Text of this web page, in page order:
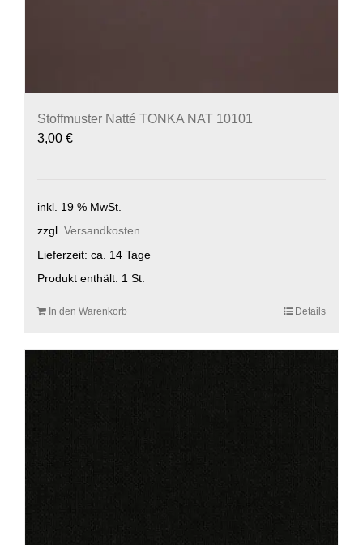
Stoffmuster Natté TONKA NAT 10101
3,00 €
inkl. 19 % MwSt.
zzgl. Versandkosten
Lieferzeit: ca. 14 Tage
Produkt enthält: 1 St.
In den Warenkorb Details